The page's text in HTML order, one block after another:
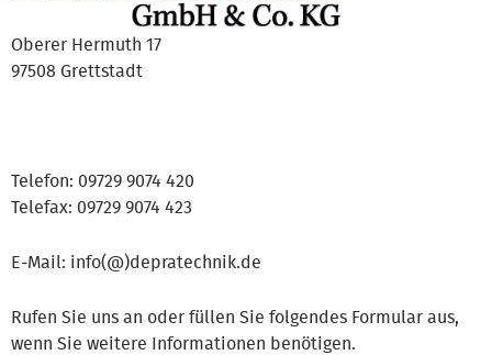
Oberer Hermuth 17
97508 Grettstadt
Telefon: 09729 9074 420
Telefax: 09729 9074 423
E-Mail: info(@)depratechnik.de
Rufen Sie uns an oder füllen Sie folgendes Formular aus,
wenn Sie weitere Informationen benötigen.